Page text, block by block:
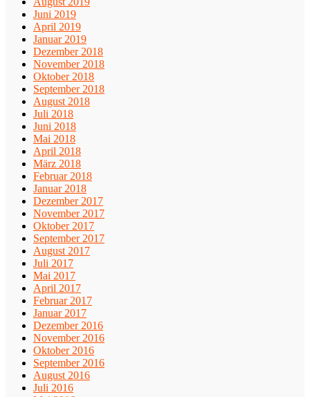
Juni 2019
April 2019
Januar 2019
Dezember 2018
November 2018
Oktober 2018
September 2018
August 2018
Juli 2018
Juni 2018
Mai 2018
April 2018
März 2018
Februar 2018
Januar 2018
Dezember 2017
November 2017
Oktober 2017
September 2017
August 2017
Juli 2017
Mai 2017
April 2017
Februar 2017
Januar 2017
Dezember 2016
November 2016
Oktober 2016
September 2016
August 2016
Juli 2016